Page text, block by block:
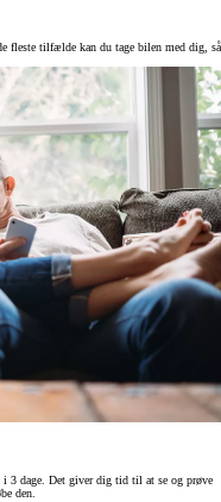
fleste tilfælde kan du tage bilen med dig, så
i 3 dage. Det giver dig tid til at se og prøve
den.